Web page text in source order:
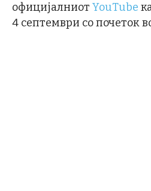
официјалниот YouTube
4 септември со почеток